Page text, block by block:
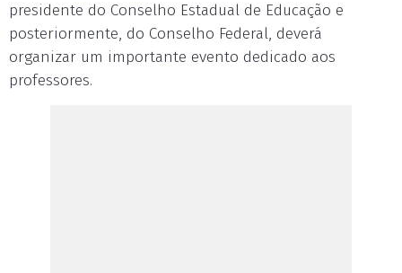
presidente do Conselho Estadual de Educação e
posteriormente, do Conselho Federal, deverá
organizar um importante evento dedicado aos
professores.